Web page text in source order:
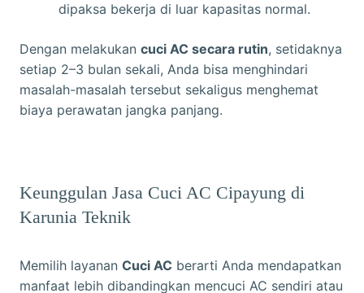
dipaksa bekerja di luar kapasitas normal.
Dengan melakukan cuci AC secara rutin, setidaknya
setiap 2–3 bulan sekali, Anda bisa menghindari
masalah-masalah tersebut sekaligus menghemat
biaya perawatan jangka panjang.
Keunggulan Jasa Cuci AC Cipayung di
Karunia Teknik
Memilih layanan Cuci AC berarti Anda mendapatkan
manfaat lebih dibandingkan mencuci AC sendiri atau